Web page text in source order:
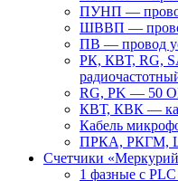
ПУНП —
ШВВП —
ПВ ― провод
РК, КВТ, RG,
RG, PK ― 50
КВТ, КВК ―
Кабель
ПРКА, РКГМ,
Счетчики
1 фазные с